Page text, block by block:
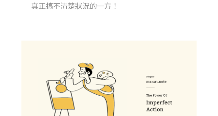
真正搞不清楚狀況的一方！